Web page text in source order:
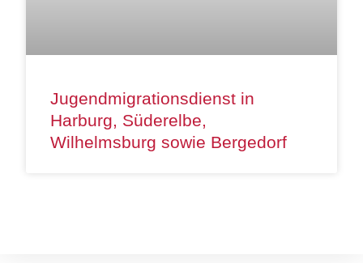
Jugendmigrationsdienst in
Harburg, Süderelbe,
Wilhelmsburg sowie Bergedorf